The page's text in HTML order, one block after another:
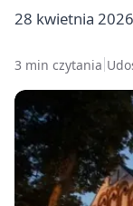
28 kwietnia 2026
3 min czytania